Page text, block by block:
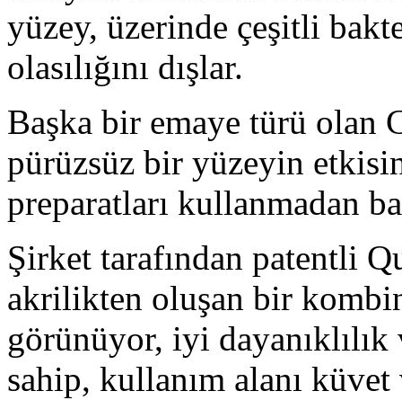
yüzey, üzerinde çeşitli
olasılığını dışlar.
Başka bir emaye türü olan
pürüzsüz bir yüzeyin
preparatları kullanmadan
Şirket tarafından patentli
akrilikten oluşan bir
görünüyor, iyi dayanıklılık
sahip, kullanım alanı